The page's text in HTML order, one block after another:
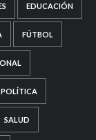
EDUCACIÓN
FÚTBOL
POLÍTICA
SALUD